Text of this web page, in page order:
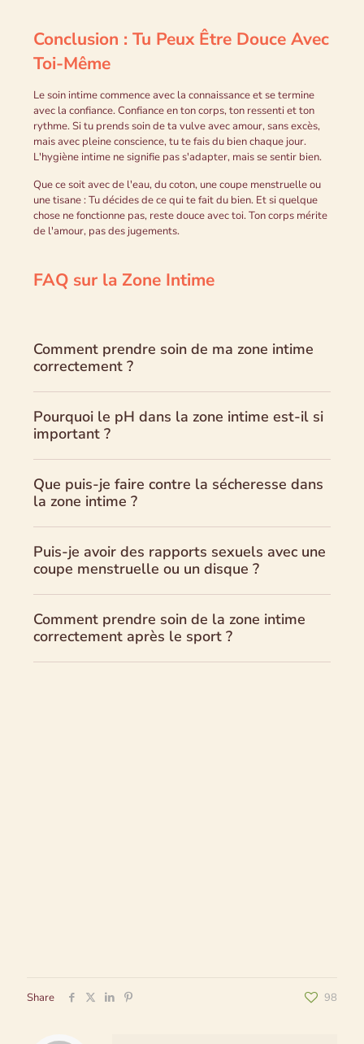
Conclusion : Tu Peux Être Douce Avec
Toi-Même
Le soin intime commence avec la connaissance et se termine
avec la confiance. Confiance en ton corps, ton ressenti et ton
rythme. Si tu prends soin de ta vulve avec amour, sans excès,
mais avec pleine conscience, tu te fais du bien chaque jour.
L'hygiène intime ne signifie pas s'adapter, mais se sentir bien.
Que ce soit avec de l'eau, du coton, une coupe menstruelle ou
une tisane : Tu décides de ce qui te fait du bien. Et si quelque
chose ne fonctionne pas, reste douce avec toi. Ton corps mérite
de l'amour, pas des jugements.
FAQ sur la Zone Intime
Comment prendre soin de ma zone intime
correctement ?
Pourquoi le pH dans la zone intime est-il si
important ?
Que puis-je faire contre la sécheresse dans
la zone intime ?
Puis-je avoir des rapports sexuels avec une
coupe menstruelle ou un disque ?
Comment prendre soin de la zone intime
correctement après le sport ?
Share 98